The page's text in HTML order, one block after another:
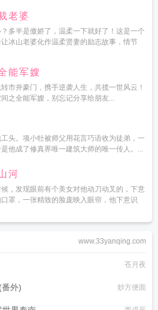
老婆
多半是傲娇了，温柔一下就好了！这是一个
冰山老婆化作温柔贤妻的励志故事，情节
能军嫂
市井豪门，携手逆袭人生，共揽一世风云！
之全能军嫂，别忘记分享给朋友...
头。项小牡被师父用花言巧语收为徒弟，一
他成了修真界唯一建筑大师的唯一传人。...
河
，发现眼前有个美女对他动刀动叉的，下意
罩，一张精致的脸庞映入眼帘，他下意识
www.33yanqing.com
苍月夜
外) 炒方便面